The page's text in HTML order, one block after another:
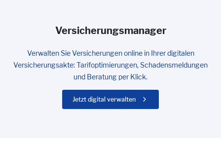
Versicherungsmanager
Verwalten Sie Versicherungen online in Ihrer digitalen
Versicherungsakte: Tarifoptimierungen, Schadensmeldungen
und Beratung per Klick.
Jetzt digital verwalten